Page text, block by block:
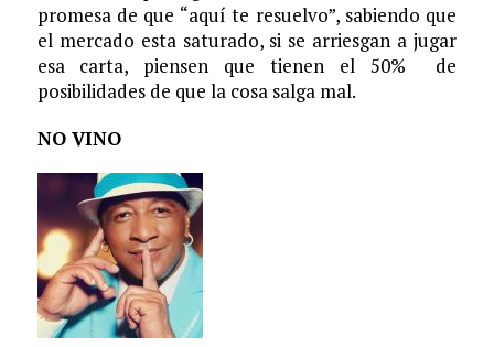
promesa de que “aquí te resuelvo”, sabiendo que
el mercado esta saturado, si se arriesgan a jugar
esa carta, piensen que tienen el 50% de
posibilidades de que la cosa salga mal.
NO VINO